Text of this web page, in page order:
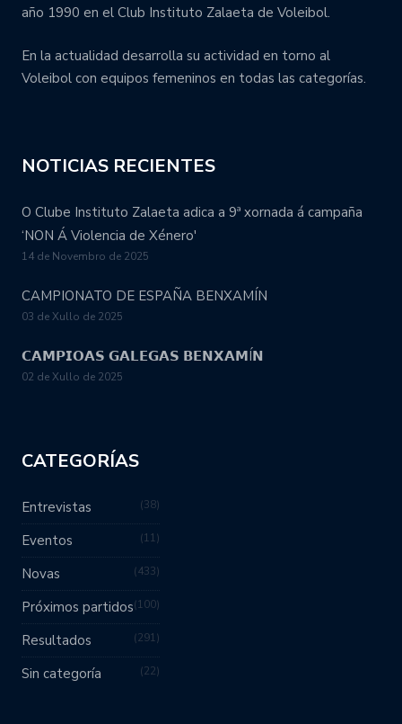
año 1990 en el Club Instituto Zalaeta de Voleibol.
En la actualidad desarrolla su actividad en torno al
Voleibol con equipos femeninos en todas las categorías.
NOTICIAS RECIENTES
O Clube Instituto Zalaeta adica a 9ª xornada á campaña
‘NON Á Violencia de Xénero'
14 de Novembro de 2025
CAMPIONATO DE ESPAÑA BENXAMÍN
03 de Xullo de 2025
𝗖𝗔𝗠𝗣𝗜𝗢𝗔𝗦 𝗚𝗔𝗟𝗘𝗚𝗔𝗦 𝗕𝗘𝗡𝗫𝗔𝗠Í𝗡
02 de Xullo de 2025
CATEGORÍAS
Entrevistas 38
Eventos 11
Novas 433
Próximos partidos 100
Resultados 291
Sin categoría 22